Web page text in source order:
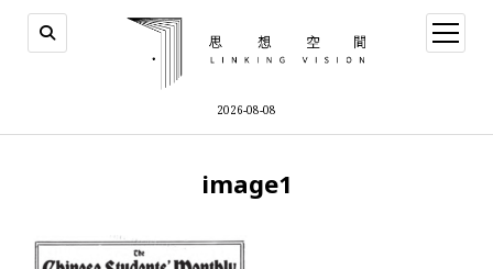
2026-08-08
open
menu
image1